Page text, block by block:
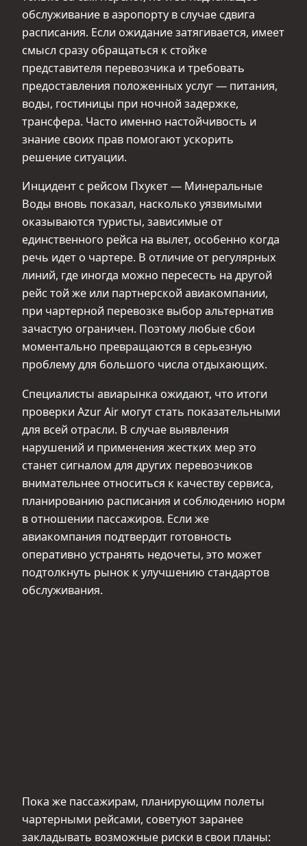
обслуживание в аэропорту в случае сдвига
расписания. Если ожидание затягивается, имеет
смысл сразу обращаться к стойке
представителя перевозчика и требовать
предоставления положенных услуг — питания,
воды, гостиницы при ночной задержке,
трансфера. Часто именно настойчивость и
знание своих прав помогают ускорить
решение ситуации.
Инцидент с рейсом Пхукет — Минеральные
Воды вновь показал, насколько уязвимыми
оказываются туристы, зависимые от
единственного рейса на вылет, особенно когда
речь идет о чартере. В отличие от регулярных
линий, где иногда можно пересесть на другой
рейс той же или партнерской авиакомпании,
при чартерной перевозке выбор альтернатив
зачастую ограничен. Поэтому любые сбои
моментально превращаются в серьезную
проблему для большого числа отдыхающих.
Специалисты авиарынка ожидают, что итоги
проверки Azur Air могут стать показательными
для всей отрасли. В случае выявления
нарушений и применения жестких мер это
станет сигналом для других перевозчиков
внимательнее относиться к качеству сервиса,
планированию расписания и соблюдению норм
в отношении пассажиров. Если же
авиакомпания подтвердит готовность
оперативно устранять недочеты, это может
подтолкнуть рынок к улучшению стандартов
обслуживания.
Пока же пассажирам, планирующим полеты
чартерными рейсами, советуют заранее
закладывать возможные риски в свои планы: